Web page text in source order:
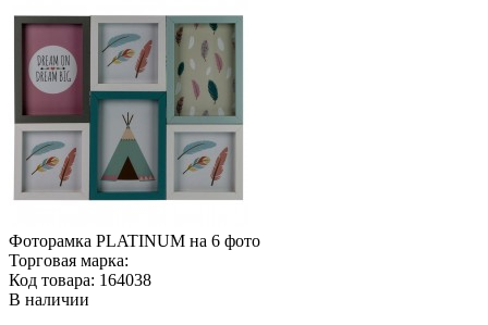
Фоторамка PLATINUM на 6 фото
Торговая марка:
Код товара: 164038
В наличии